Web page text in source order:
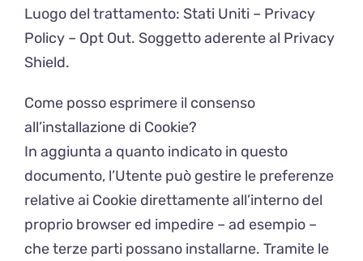
Luogo del trattamento: Stati Uniti – Privacy
Policy – Opt Out. Soggetto aderente al Privacy
Shield.
Come posso esprimere il consenso
all’installazione di Cookie?
In aggiunta a quanto indicato in questo
documento, l’Utente può gestire le preferenze
relative ai Cookie direttamente all’interno del
proprio browser ed impedire – ad esempio –
che terze parti possano installarne. Tramite le